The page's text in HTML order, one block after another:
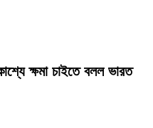
ক্ষমা চাইতে বলল ভারত